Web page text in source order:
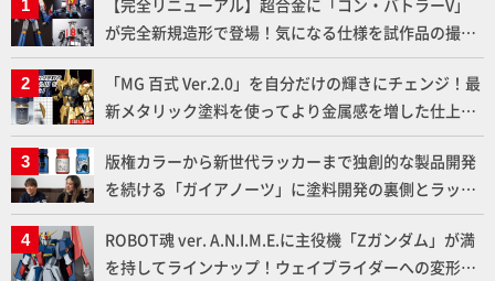
が完全新規造形で登場！気になる仕様を試作品の撮り
下ろしでご紹介!!さらに「大鉄人17」＆「ワンエイ
ト」セット情報もお届け！【超合金の魂】
「MG 百式 Ver.2.0」を自分だけの輝きにチェンジ！最
新メタリック塗料を使ってより金属感を増した仕上が
りに!!【試し読み】
版権カラーから新世代ラッカーまで独創的な製品開発
を続ける「ガイアノーツ」に塗料開発の裏側とラッカ
ー塗料の未来についてインタビュー！
ROBOT魂 ver. A.N.I.M.E.に主役機「Zガンダム」が満
を持してラインナップ！ウェイブライダーへの変形、